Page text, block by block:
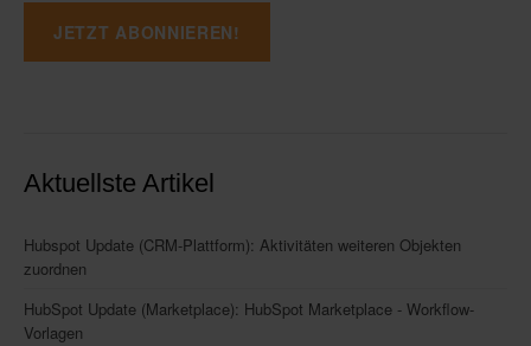
Aktuellste Artikel
Hubspot Update (CRM-Plattform): Aktivitäten weiteren Objekten
zuordnen
HubSpot Update (Marketplace): HubSpot Marketplace - Workflow-
Vorlagen